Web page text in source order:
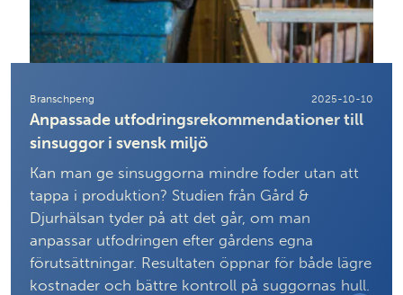
Branschpeng 2025-10-10
Anpassade utfodringsrekommendationer till
sinsuggor i svensk miljö
Kan man ge sinsuggorna mindre foder utan att
tappa i produktion? Studien från Gård &
Djurhälsan tyder på att det går, om man
anpassar utfodringen efter gårdens egna
förutsättningar. Resultaten öppnar för både lägre
kostnader och bättre kontroll på suggornas hull.